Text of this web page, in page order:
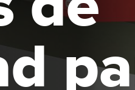
de Detección y
de Haz Ancho